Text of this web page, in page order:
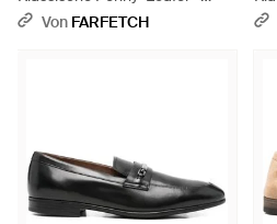
GrauVon FARFETCH